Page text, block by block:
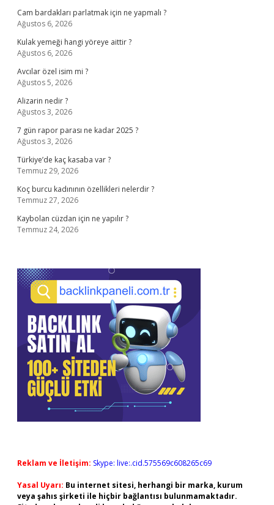
Cam bardakları parlatmak için ne yapmalı ?
Ağustos 6, 2026
Kulak yemeği hangi yöreye aittir ?
Ağustos 6, 2026
Avcılar özel isim mi ?
Ağustos 5, 2026
Alizarin nedir ?
Ağustos 3, 2026
7 gün rapor parası ne kadar 2025 ?
Ağustos 3, 2026
Türkiye’de kaç kasaba var ?
Temmuz 29, 2026
Koç burcu kadınının özellikleri nelerdir ?
Temmuz 27, 2026
Kaybolan cüzdan için ne yapılır ?
Temmuz 24, 2026
Reklam ve İletişim: Skype: live:.cid.575569c608265c69
Yasal Uyarı: Bu internet sitesi, herhangi bir marka, kurum
veya şahıs şirketi ile hiçbir bağlantısı bulunmamaktadır.